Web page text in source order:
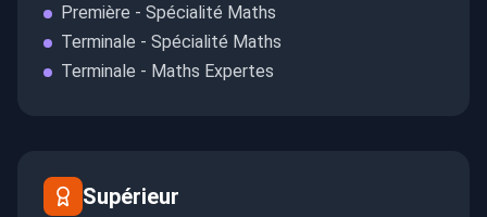
Première - Spécialité Maths
Terminale - Spécialité Maths
Terminale - Maths Expertes
Supérieur